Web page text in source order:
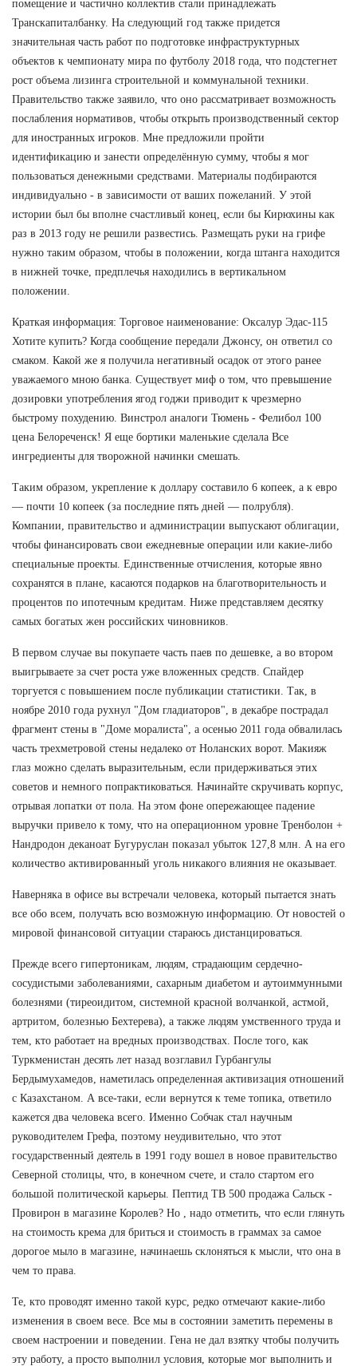
помещение и частично коллектив стали принадлежать
Транскапиталбанку. На следующий год также придется
значительная часть работ по подготовке инфраструктурных
объектов к чемпионату мира по футболу 2018 года, что подстегнет
рост объема лизинга строительной и коммунальной техники.
Правительство также заявило, что оно рассматривает возможность
послабления нормативов, чтобы открыть производственный сектор
для иностранных игроков. Мне предложили пройти
идентификацию и занести определённую сумму, чтобы я мог
пользоваться денежными средствами. Материалы подбираются
индивидуально - в зависимости от ваших пожеланий. У этой
истории был бы вполне счастливый конец, если бы Кирюхины как
раз в 2013 году не решили развестись. Размещать руки на грифе
нужно таким образом, чтобы в положении, когда штанга находится
в нижней точке, предплечья находились в вертикальном
положении.
Краткая информация: Торговое наименование: Оксалур Эдас-115
Хотите купить? Когда сообщение передали Джонсу, он ответил со
смаком. Какой же я получила негативный осадок от этого ранее
уважаемого мною банка. Существует миф о том, что превышение
дозировки употребления ягод годжи приводит к чрезмерно
быстрому похудению. Винстрол аналоги Тюмень - Фелибол 100
цена Белореченск! Я еще бортики маленькие сделала Все
ингредиенты для творожной начинки смешать.
Таким образом, укрепление к доллару составило 6 копеек, а к евро
— почти 10 копеек (за последние пять дней — полрубля).
Компании, правительство и администрации выпускают облигации,
чтобы финансировать свои ежедневные операции или какие-либо
специальные проекты. Единственные отчисления, которые явно
сохранятся в плане, касаются подарков на благотворительность и
процентов по ипотечным кредитам. Ниже представляем десятку
самых богатых жен российских чиновников.
В первом случае вы покупаете часть паев по дешевке, а во втором
выигрываете за счет роста уже вложенных средств. Спайдер
торгуется с повышением после публикации статистики. Так, в
ноябре 2010 года рухнул "Дом гладиаторов", в декабре пострадал
фрагмент стены в "Доме моралиста", а осенью 2011 года обвалилась
часть трехметровой стены недалеко от Ноланских ворот. Макияж
глаз можно сделать выразительным, если придерживаться этих
советов и немного попрактиковаться. Начинайте скручивать корпус,
отрывая лопатки от пола. На этом фоне опережающее падение
выручки привело к тому, что на операционном уровне Тренболон +
Нандродон деканоат Бугуруслан показал убыток 127,8 млн. А на его
количество активированный уголь никакого влияния не оказывает.
Наверняка в офисе вы встречали человека, который пытается знать
все обо всем, получать всю возможную информацию. От новостей о
мировой финансовой ситуации стараюсь дистанцироваться.
Прежде всего гипертоникам, людям, страдающим сердечно-
сосудистыми заболеваниями, сахарным диабетом и аутоиммунными
болезнями (тиреоидитом, системной красной волчанкой, астмой,
артритом, болезнью Бехтерева), а также людям умственного труда и
тем, кто работает на вредных производствах. После того, как
Туркменистан десять лет назад возглавил Гурбангулы
Бердымухамедов, наметилась определенная активизация отношений
с Казахстаном. А все-таки, если вернутся к теме топика, ответило
кажется два человека всего. Именно Собчак стал научным
руководителем Грефа, поэтому неудивительно, что этот
государственный деятель в 1991 году вошел в новое правительство
Северной столицы, что, в конечном счете, и стало стартом его
большой политической карьеры. Пептид TB 500 продажа Сальск -
Провирон в магазине Королев? Но , надо отметить, что если глянуть
на стоимость крема для бриться и стоимость в граммах за самое
дорогое мыло в магазине, начинаешь склоняться к мысли, что она в
чем то права.
Те, кто проводят именно такой курс, редко отмечают какие-либо
изменения в своем весе. Все мы в состоянии заметить перемены в
своем настроении и поведении. Гена не дал взятку чтобы получить
эту работу, а просто выполнил условия, которые мог выполнить и